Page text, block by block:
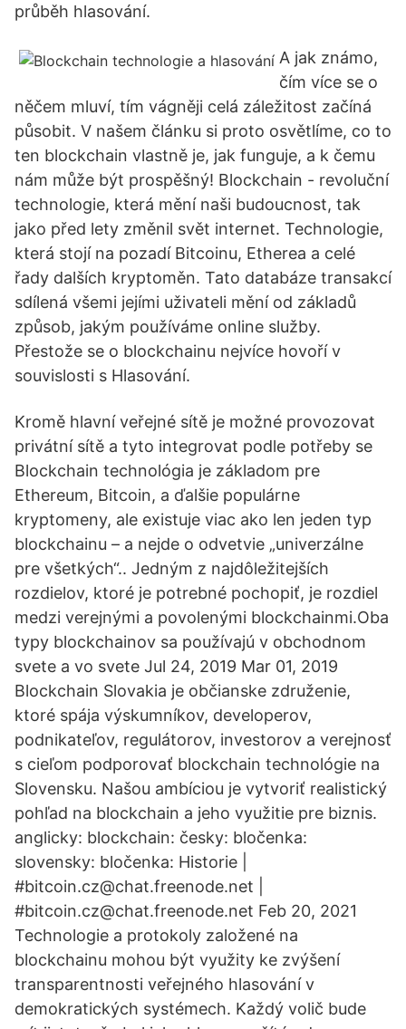
průběh hlasování.
A jak známo,
čím více se o
něčem mluví, tím vágněji celá záležitost začíná
působit. V našem článku si proto osvětlíme, co to
ten blockchain vlastně je, jak funguje, a k čemu
nám může být prospěšný! Blockchain - revoluční
technologie, která mění naši budoucnost, tak
jako před lety změnil svět internet. Technologie,
která stojí na pozadí Bitcoinu, Etherea a celé
řady dalších kryptoměn. Tato databáze transakcí
sdílená všemi jejími uživateli mění od základů
způsob, jakým používáme online služby.
Přestože se o blockchainu nejvíce hovoří v
souvislosti s Hlasování.
Kromě hlavní veřejné sítě je možné provozovat
privátní sítě a tyto integrovat podle potřeby se
Blockchain technológia je základom pre
Ethereum, Bitcoin, a ďalšie populárne
kryptomeny, ale existuje viac ako len jeden typ
blockchainu – a nejde o odvetvie „univerzálne
pre všetkých“.. Jedným z najdôležitejších
rozdielov, ktoré je potrebné pochopiť, je rozdiel
medzi verejnými a povolenými blockchainmi.Oba
typy blockchainov sa používajú v obchodnom
svete a vo svete Jul 24, 2019 Mar 01, 2019
Blockchain Slovakia je občianske združenie,
ktoré spája výskumníkov, developerov,
podnikateľov, regulátorov, investorov a verejnosť
s cieľom podporovať blockchain technológie na
Slovensku. Našou ambíciou je vytvoriť realistický
pohľad na blockchain a jeho využitie pre biznis.
anglicky: blockchain: česky: bločenka:
slovensky: bločenka: Historie |
#bitcoin.cz@chat.freenode.net |
#bitcoin.cz@chat.freenode.net Feb 20, 2021
Technologie a protokoly založené na
blockchainu mohou být využity ke zvýšení
transparentnosti veřejného hlasování v
demokratických systémech. Každý volič bude